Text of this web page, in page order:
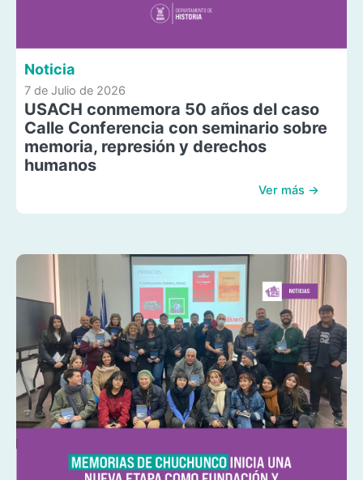
Noticia
7 de Julio de 2026
USACH conmemora 50 años del caso
Calle Conferencia con seminario sobre
memoria, represión y derechos
humanos
Ver más →